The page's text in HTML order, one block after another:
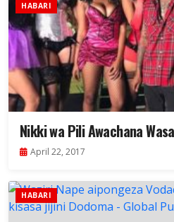
HABARI
Nikki wa Pili Awachana
April 22, 2017
HABARI